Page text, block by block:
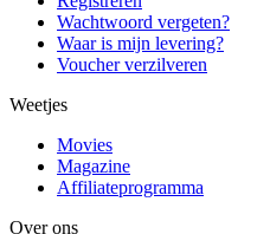
Wachtwoord vergeten?
Waar is mijn levering?
Voucher verzilveren
Weetjes
Movies
Magazine
Affiliateprogramma
Over ons